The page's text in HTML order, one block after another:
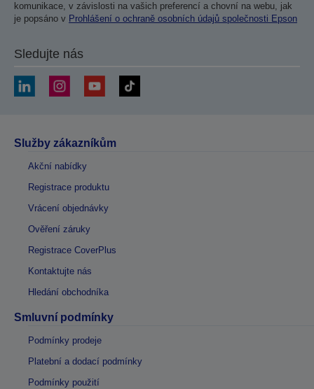
komunikace, v závislosti na vašich preferencí a chovní na webu, jak
je popsáno v Prohlášení o ochraně osobních údajů společnosti Epson
Sledujte nás
Služby zákazníkům
Akční nabídky
Registrace produktu
Vrácení objednávky
Ověření záruky
Registrace CoverPlus
Kontaktujte nás
Hledání obchodníka
Smluvní podmínky
Podmínky prodeje
Platební a dodací podmínky
Podmínky použití